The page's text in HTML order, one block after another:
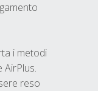
i metodi
AirPlus.
reso